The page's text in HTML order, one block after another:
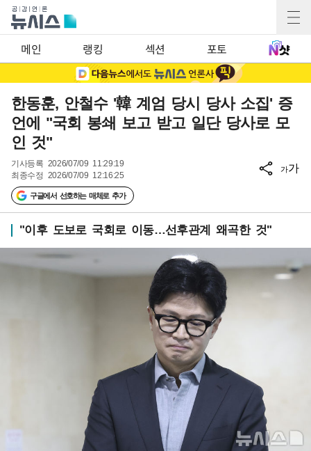
메인 랭킹 섹션 포토
한동훈, 안철수 '韓 계엄 당시 당사 소집' 증
언에 "국회 봉쇄 보고 받고 일단 당사로 모
인 것"
기사등록 2026/07/09 11:29:19
최종수정 2026/07/09 12:16:25
구글에서 선호하는 매체로 추가
가가
"이후 도보로 국회로 이동…선후관계 왜곡한 것"